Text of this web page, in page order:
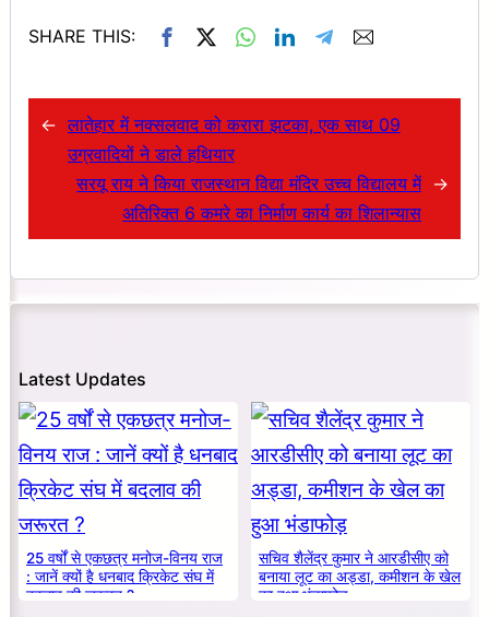
SHARE THIS:
← लातेहार में नक्सलवाद को करारा झटका, एक साथ 09
उग्रवादियों ने डाले हथियार
सरयू राय ने किया राजस्थान विद्या मंदिर उच्च विद्यालय में
अतिरिक्त 6 कमरे का निर्माण कार्य का शिलान्यास
→
Latest Updates
25 वर्षों से एकछत्र मनोज-विनय राज
: जानें क्यों है धनबाद क्रिकेट संघ में
बदलाव की जरूरत ?
सचिव शैलेंद्र कुमार ने आरडीसीए को
बनाया लूट का अड्डा, कमीशन के खेल
का हुआ भंडाफोड़